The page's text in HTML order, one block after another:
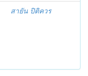
สายัน ปิติควร